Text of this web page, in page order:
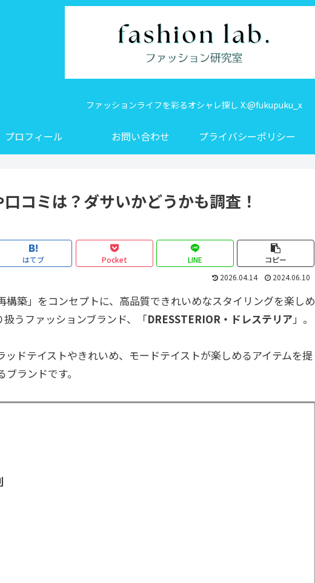
ファッションライフを彩るオシャレ探し X:@fukupuku_x
プロフィール お問い合わせ プライバシーポリシー
コミは？ダサいかどうかも調査！
はてブ Pocket LINE
コピー
2026.04.14
2024.06.10
構築」をコンセプトに、高品質できれいめなスタイリングを楽しめ
うファッションブランド、「DRESSTERIOR・ドレステリア 」。
ドテイストやきれいめ、モードテイストが楽しめるアイテムを提
ランドです。